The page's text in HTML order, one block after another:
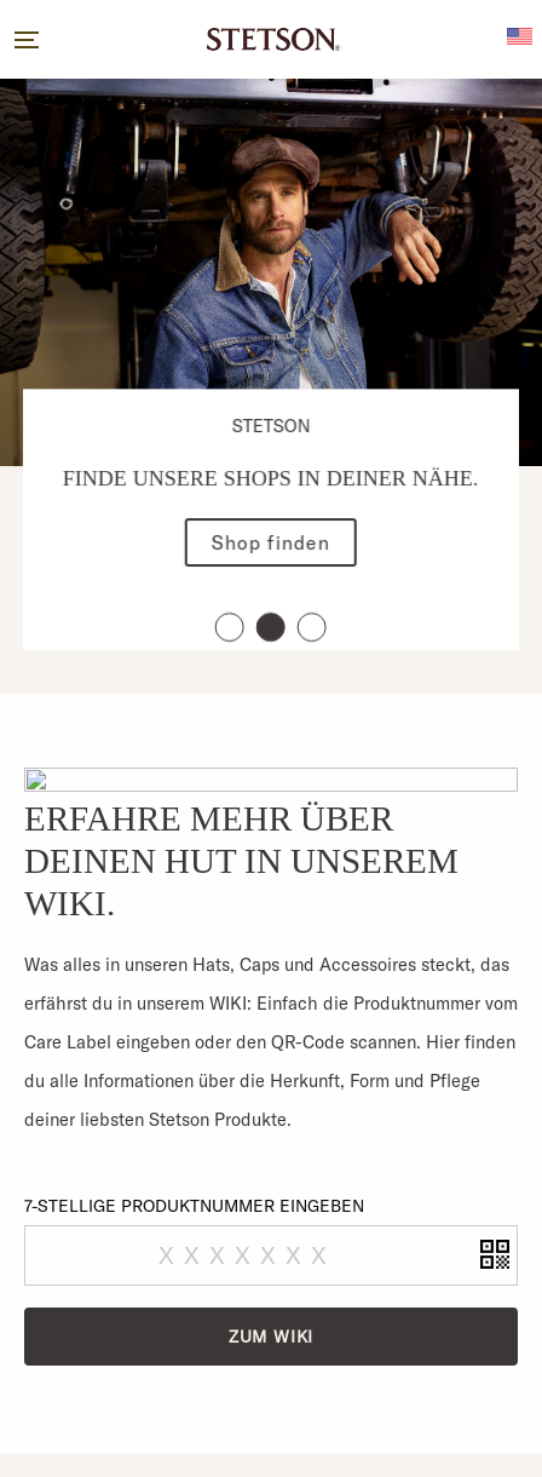
STETSON
FINDE UNSERE SHOPS IN DEINER NÄHE.
Shop finden
ERFAHRE MEHR ÜBER
DEINEN HUT IN UNSEREM
WIKI.
Was alles in unseren Hats, Caps und Accessoires steckt, das
erfährst du in unserem WIKI: Einfach die Produktnummer vom
Care Label eingeben oder den QR-Code scannen. Hier finden
du alle Informationen über die Herkunft, Form und Pflege
deiner liebsten Stetson Produkte.
7-STELLIGE PRODUKTNUMMER EINGEBEN
ZUM WIKI